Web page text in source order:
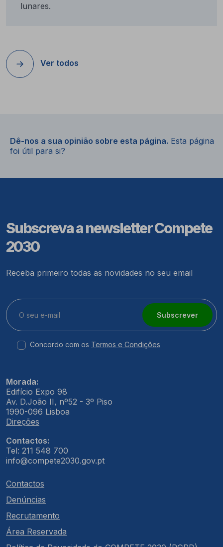
lunares.
Ver todos
Dê-nos a sua opinião sobre esta página. Esta página
foi útil para si?
Subscreva a newsletter Compete
2030
Receba primeiro todas as novidades no seu email
Subscrever
Concordo com os Termos e Condições
Morada:
Edifício Expo 98
Av. D.João II, nº52 - 3º Piso
1990-096 Lisboa
Direções
Contactos:
Tel: 211 548 700
info@compete2030.gov.pt
Contactos
Denúncias
Recrutamento
Área Reservada